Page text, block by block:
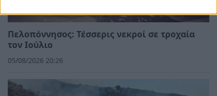
Πελοπόννησος: Τέσσερις νεκροί σε τροχαία
τον Ιούλιο
05/08/2026 20:26